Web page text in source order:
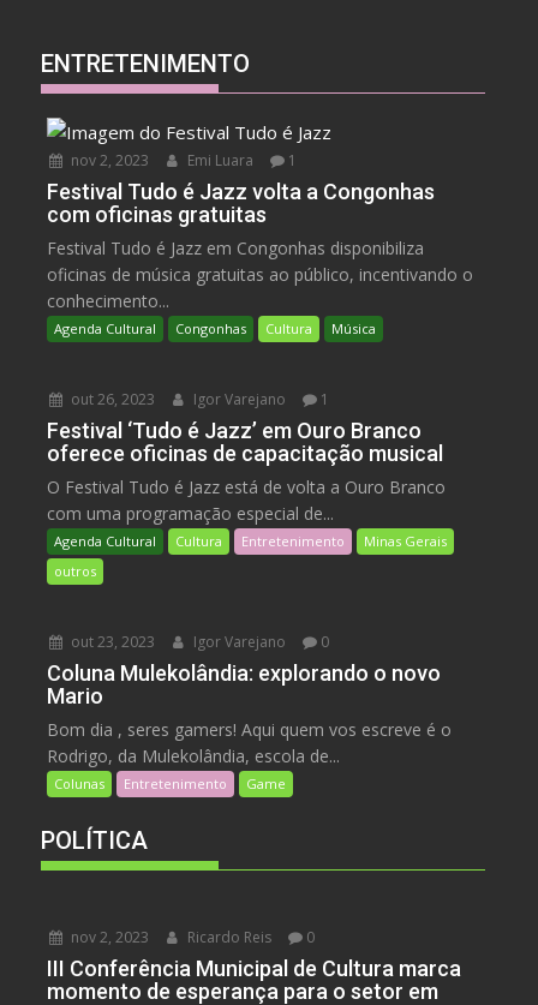
ENTRETENIMENTO
nov 2, 2023 Emi Luara 1
Festival Tudo é Jazz volta a Congonhas
com oficinas gratuitas
Festival Tudo é Jazz em Congonhas disponibiliza
oficinas de música gratuitas ao público, incentivando o
conhecimento...
Agenda Cultural Congonhas Cultura Música
out 26, 2023 Igor Varejano 1
Festival ‘Tudo é Jazz’ em Ouro Branco
oferece oficinas de capacitação musical
O Festival Tudo é Jazz está de volta a Ouro Branco
com uma programação especial de...
Agenda Cultural Cultura Entretenimento
Minas Gerais
outros
out 23, 2023 Igor Varejano 0
Coluna Mulekolândia: explorando o novo
Mario
Bom dia , seres gamers! Aqui quem vos escreve é o
Rodrigo, da Mulekolândia, escola de...
Colunas Entretenimento Game
POLÍTICA
nov 2, 2023 Ricardo Reis 0
III Conferência Municipal de Cultura marca
momento de esperança para o setor em